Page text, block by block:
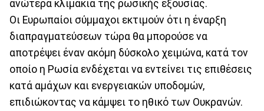
ανώτερα κλιμάκια της ρωσικής εξουσίας.
Οι Ευρωπαίοι σύμμαχοι εκτιμούν ότι η έναρξη
διαπραγματεύσεων τώρα θα μπορούσε να
αποτρέψει έναν ακόμη δύσκολο χειμώνα, κατά τον
οποίο η Ρωσία ενδέχεται να εντείνει τις επιθέσεις
κατά αμάχων και ενεργειακών υποδομών,
επιδιώκοντας να κάμψει το ηθικό των Ουκρανών.